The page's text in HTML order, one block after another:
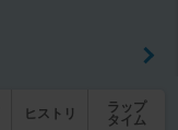
ヒストリ
ラップ
タイム